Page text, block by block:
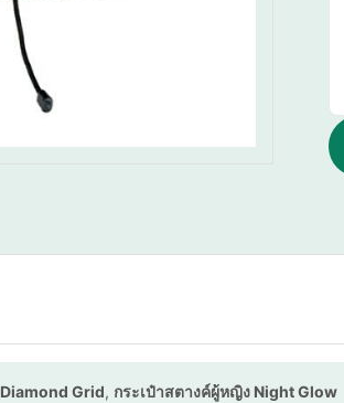
Grid, กระเป๋าสตางค์ผู้หญิง Night Glow